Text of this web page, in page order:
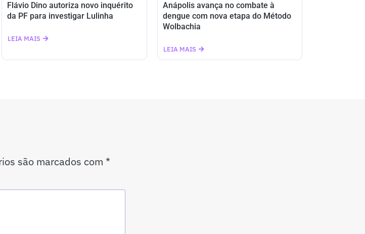
Flávio Dino autoriza novo inquérito
da PF para investigar Lulinha
LEIA MAIS
Anápolis avança no combate à
dengue com nova etapa do Método
Wolbachia
LEIA MAIS
são marcados com *